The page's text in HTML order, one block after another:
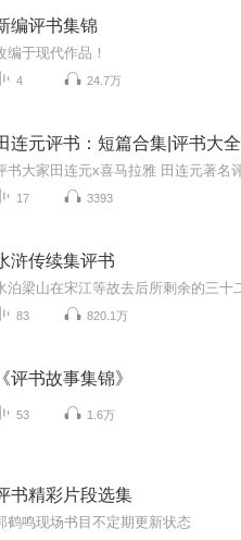
编评书集锦
编于现代作品！
4 24.7万
连元评书：短篇合集|评书大全
17 3393
浒传续集评书
83 820.1万
《评书故事集锦》
53 1.6万
书精彩片段选集
鹤鸣现场书目不定期更新状态